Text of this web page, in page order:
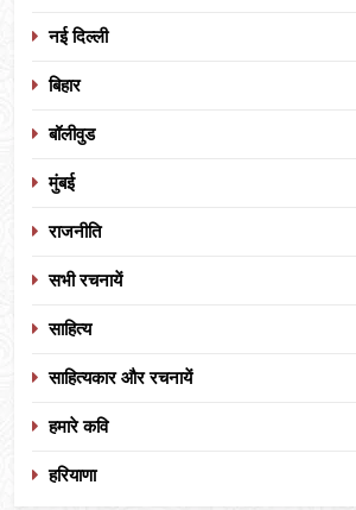
नई दिल्ली
बिहार
बॉलीवुड
मुंबई
राजनीति
सभी रचनायें
साहित्य
साहित्यकार और रचनायें
हमारे कवि
हरियाणा